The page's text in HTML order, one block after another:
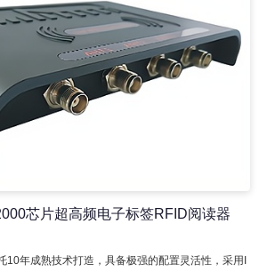
芯片超高频电子标签RFID阅读器
10年成熟技术打造，具备极强的配置灵活性，采用I